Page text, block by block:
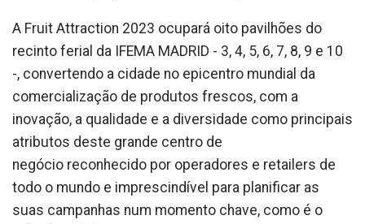
A Fruit Attraction 2023 ocupará oito pavilhões do
recinto ferial da IFEMA MADRID - 3, 4, 5, 6, 7, 8, 9 e 10
-, convertendo a cidade no epicentro mundial da
comercialização de produtos frescos, com a
inovação, a qualidade e a diversidade como principais
atributos deste grande centro de
negócio reconhecido por operadores e retailers de
todo o mundo e imprescindível para planificar as
suas campanhas num momento chave, como é o